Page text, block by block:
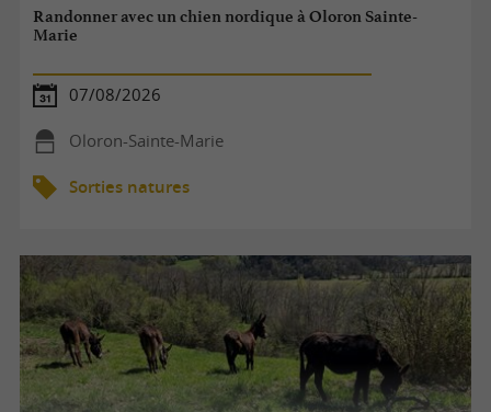
Randonner avec un chien nordique à Oloron Sainte-
Marie
07/08/2026
Oloron-Sainte-Marie
Sorties natures